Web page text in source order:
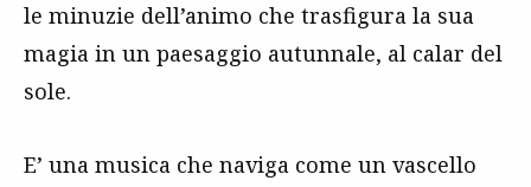
le minuzie dell’animo che trasfigura la sua
magia in un paesaggio autunnale, al calar del
sole.
E’ una musica che naviga come un vascello